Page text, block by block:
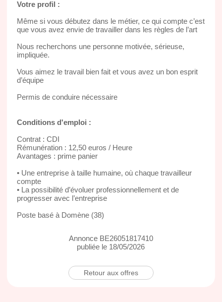
Votre profil :
Même si vous débutez dans le métier, ce qui compte c’est
que vous avez envie de travailler dans les règles de l’art
Nous recherchons une personne motivée, sérieuse,
impliquée.
Vous aimez le travail bien fait et vous avez un bon esprit
d’équipe
Permis de conduire nécessaire
Conditions d'emploi :
Contrat : CDI
Rémunération : 12,50 euros / Heure
Avantages : prime panier
• Une entreprise à taille humaine, où chaque travailleur
compte
• La possibilité d’évoluer professionnellement et de
progresser avec l’entreprise
Poste basé à Domène (38)
Annonce BE26051817410
publiée le 18/05/2026
Retour aux offres